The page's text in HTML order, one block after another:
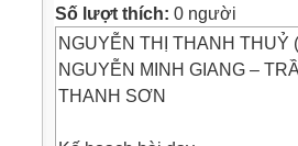
Số lượt thích: 0 người
NGUYỄN THỊ THANH THUỶ
NGUYỄN MINH GIANG –
THANH SƠN